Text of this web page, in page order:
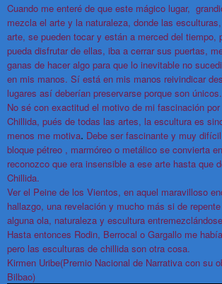
Cuando me enteré de que este mágico lugar,
mezcla el arte y la naturaleza, donde las
arte, se pueden tocar y están a merced del tiempo,
pueda disfrutar de ellas, iba a cerrar sus puertas,
ganas de hacer algo para que lo inevitable no
en mis manos. Sí está en mis manos reivindicar
lugares así deberían preservarse porque son únicos.
No sé con exactitud el motivo de mi fascinación
Chillida, pués de todas las artes, la escultura es
menos me motiva. Debe ser fascinante y muy
bloque pétreo , marmóreo o metálico se convierta
reconozco que era insensible a ese arte hasta que
Chillida.
Ver el Peine de los Vientos, en aquel maravilloso
hallazgo, una revelación y mucho más si de
alguna ola, naturaleza y escultura
Hasta entonces Rodin, Berrocal o Gargallo me
pero las esculturas de chillida son otra cosa.
Kirmen Uribe(Premio Nacional de Narrativa con su
Bilbao)